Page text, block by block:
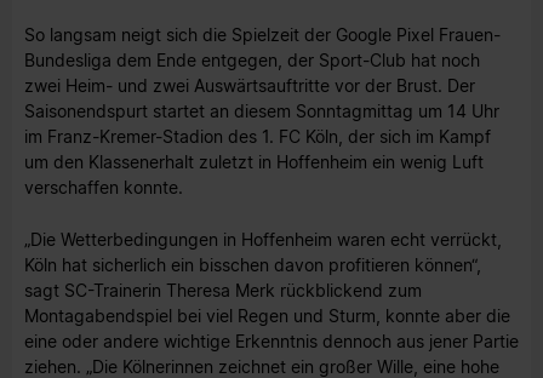
So langsam neigt sich die Spielzeit der Google Pixel Frauen-
Bundesliga dem Ende entgegen, der Sport-Club hat noch
zwei Heim- und zwei Auswärtsauftritte vor der Brust. Der
Saisonendspurt startet an diesem Sonntagmittag um 14 Uhr
im Franz-Kremer-Stadion des 1. FC Köln, der sich im Kampf
um den Klassenerhalt zuletzt in Hoffenheim ein wenig Luft
verschaffen konnte.
„Die Wetterbedingungen in Hoffenheim waren echt verrückt,
Köln hat sicherlich ein bisschen davon profitieren können“,
sagt SC-Trainerin Theresa Merk rückblickend zum
Montagabendspiel bei viel Regen und Sturm, konnte aber die
eine oder andere wichtige Erkenntnis dennoch aus jener Partie
ziehen. „Die Kölnerinnen zeichnet ein großer Wille, eine hohe